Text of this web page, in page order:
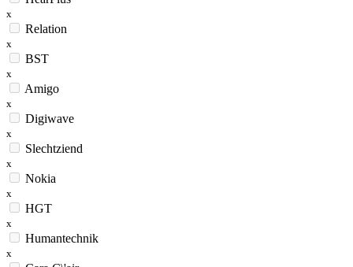
x
Relation
x
BST
x
Amigo
x
Digiwave
x
Slechtziend
x
Nokia
x
HGT
x
Humantechnik
x